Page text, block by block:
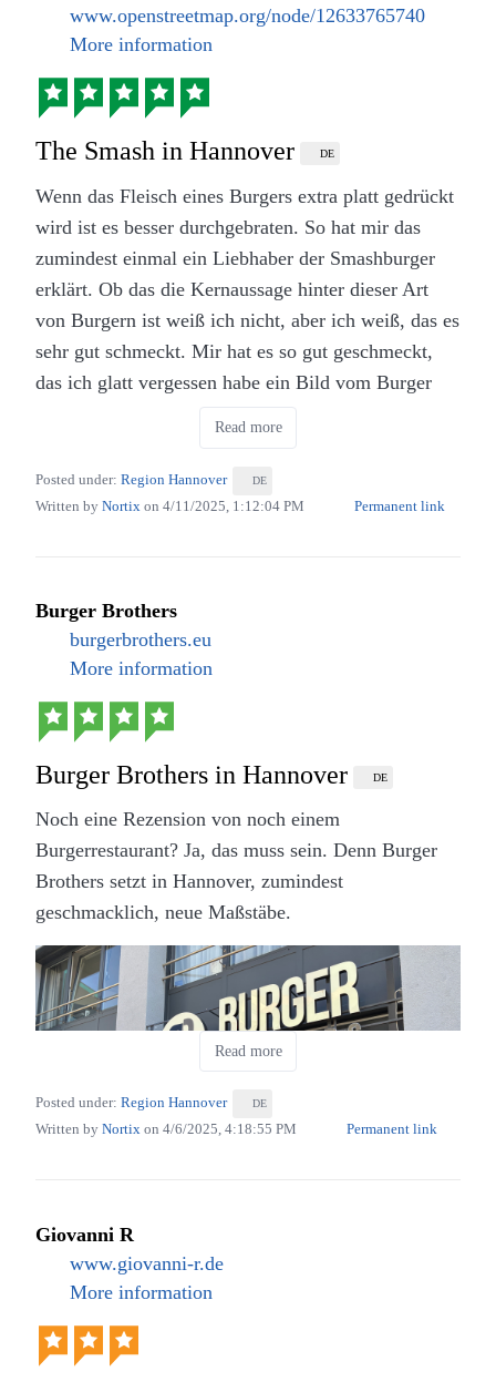
Burger im Bupi’s in Hannover
Für mich sollte es ein Burger werden. Den gibt es
vielen Dank für den Hinweis mit dem Menü an die
freundliche Bedienung.
Der Burger verdient meiner Meinung nach solide
vier Sterne während die Pommes mich sehr an eine
große Fastfood-Kette erinnert haben. Aber wegen
den Pommes war ich ja auch nicht hier. ;-)
www.openstreetmap.org/node/12633765740
More information
The Smash in Hannover DE
Wenn das Fleisch eines Burgers extra platt gedrückt
wird ist es besser durchgebraten. So hat mir das
zumindest einmal ein Liebhaber der Smashburger
erklärt. Ob das die Kernaussage hinter dieser Art
von Burgern ist weiß ich nicht, aber ich weiß, das es
sehr gut schmeckt. Mir hat es so gut geschmeckt,
das ich glatt vergessen habe ein Bild vom Burger
und den Fritten zu machen. Jetzt müsst ihr den
Laden besuchen um euch selber einen Eindruck zu
verschaffen.
Aussenansicht von The Smash in Hannover
(Eigenes Werk. Lizenz: CC-BY-SA.)
eingerichtet. spartanische Ausstattung,
Hintergrundmusik und ein guter Service haben sich
kaum von anderen Lokalen dieser Art ab. Aber der
Burger macht den Unterschied. So auch hier. Und
und des fairen Preises volle fünf Sterne.
Read more
Posted under: Region Hannover DE
Written by Nortix on 4/11/2025, 1:12:04 PM Permanent link
Burger Brothers
burgerbrothers.eu
More information
Burger Brothers in Hannover DE
Noch eine Rezension von noch einem
Burgerrestaurant? Ja, das muss sein. Denn Burger
Brothers setzt in Hannover, zumindest
geschmacklich, neue Maßstäbe.
Eingagnsbereich von Burger Brothers in
Hannover (Eigenes Werk. Lizenz: CC-BY-SA.)
Ein bisschen Abseits vom Trubel und doch nah zur
Read more
Posted under: Region Hannover DE
Written by Nortix on 4/6/2025, 4:18:55 PM Permanent link
Giovanni R
www.giovanni-r.de
More information